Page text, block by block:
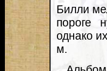
Билли
пороге
однако
м.